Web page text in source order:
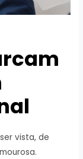
vista, de